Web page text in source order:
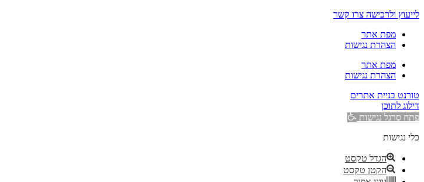
לייעוץ ולרכישה צרו קשר
מפת אתר
הצהרת נגישות
מפת אתר
הצהרת נגישות
טורנט בניית אתרים
דילוג לתוכן
פתח סרגל נגישות
כלי נגישות
הגדל טקסט
הקטן טקסט